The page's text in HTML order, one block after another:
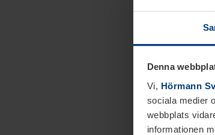
Denna
Vi, Hörmann
sociala medier
webbplats
informationen